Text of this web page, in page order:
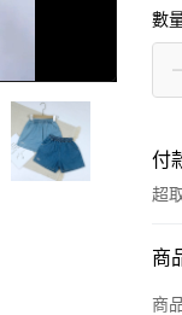
數
付
超
信
商
商